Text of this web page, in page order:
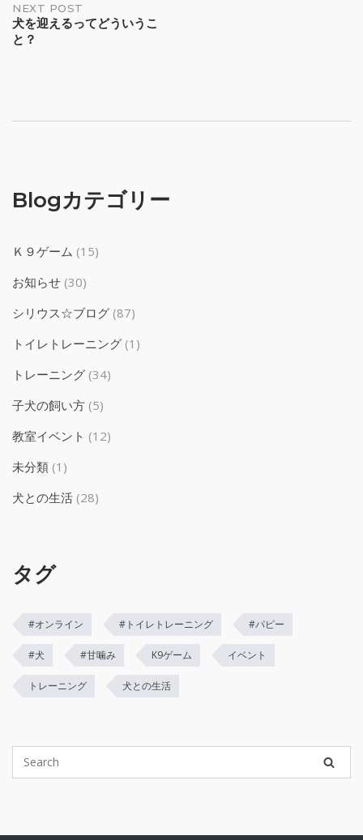
NEXT POST
犬を迎えるってどういうこ
と？
Blogカテゴリー
Ｋ９ゲーム (15)
お知らせ (30)
シリウス☆ブログ (87)
トイレトレーニング (1)
トレーニング (34)
子犬の飼い方 (5)
教室イベント (12)
未分類 (1)
犬との生活 (28)
タグ
#オンライン #トイレトレーニング #パピー
#犬 #甘噛み K9ゲーム イベント
トレーニング 犬との生活